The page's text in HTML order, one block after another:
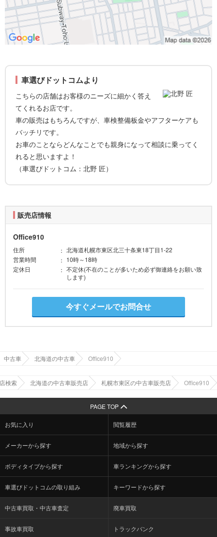
車選びドットコムより
こちらの店舗はお客様のニーズに細かく答え
てくれるお店です。
車の販売はもちろんですが、車検整備板金やアフターケアも
バッチリです。
お車のことならどんなことでも親身になって相談に乗ってく
れると思いますよ！
（車選びドットコム：北野 匠）
販売店情報
Office910
住所
北海道札幌市東区北三十条東18丁目1-22
営業時間
10時～18時
定休日
不定休(不在のことが多いため必ず御連絡をお願い致
します)
今すぐメールでお問合せ
中古車 北海道の中古車 Office910
検索 北海道の中古車販売店 札幌市東区の中古車販売店 Office910
PAGE TOP
お気に入り 閲覧履歴
メーカーから探す 地域から探す
ボディタイプから探す 車ランキングから探す
車選びドットコムの取り組み キーワードから探す
中古車買取・中古車査定 廃車買取
事故車買取 トラックバンク